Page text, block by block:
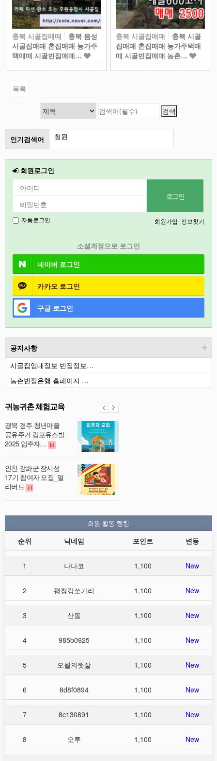
충북 시골집매매
충북 음성
시골집매매 촌집매매 농가주
택매매 시골빈집매매…
충북 시골집매매
충북 시골
집매매 촌집매매 농가주택매
매 시골빈집매매 농촌…
목록
인기검색어
2027
2026
인천
강릉
철원
회원로그인
자동로그인 회원가입 정보찾기
소셜계정으로 로그인
네이버 로그인
카카오 로그인
구글 로그인
공지사항
시골집임대정보 빈집정보…
농촌빈집은행 홈페이지 …
귀농귀촌 체험교육
경북 경주 청년마을
공유주거 감포유스빌
2025 입주자… H
인천 강화군 잠시섬
17기 참여자 모집_얼
리버드 H
회원 활동 랭킹
순위 닉네임 포인트 변동
1 나나코 1,100 New
2 평창강쏘가리 1,100 New
3 산돌 1,100 New
4 985b0925 1,100 New
5 오월의햇살 1,100 New
6 8d8f0894 1,100 New
7 8c130891 1,100 New
8 오투 1,100 New